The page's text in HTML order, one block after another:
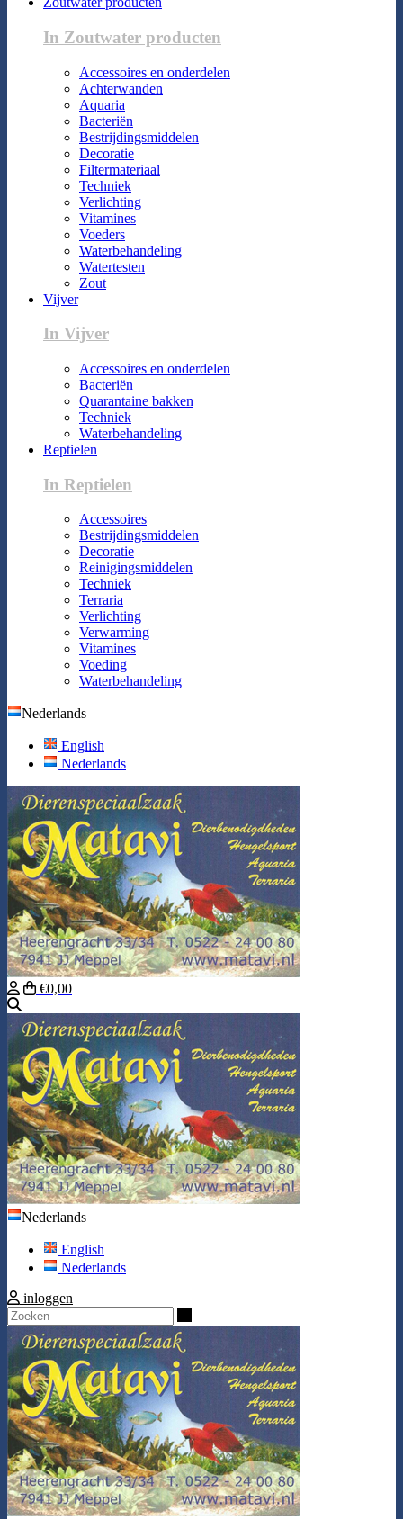
In Zoutwater producten
Accessoires en onderdelen
Achterwanden
Aquaria
Bacteriën
Bestrijdingsmiddelen
Decoratie
Filtermateriaal
Techniek
Verlichting
Vitamines
Voeders
Waterbehandeling
Watertesten
Zout
Vijver
In Vijver
Accessoires en onderdelen
Bacteriën
Quarantaine bakken
Techniek
Waterbehandeling
Reptielen
In Reptielen
Accessoires
Bestrijdingsmiddelen
Decoratie
Reinigingsmiddelen
Techniek
Terraria
Verlichting
Verwarming
Vitamines
Voeding
Waterbehandeling
Nederlands
English
Nederlands
€0,00
Nederlands
English
Nederlands
inloggen